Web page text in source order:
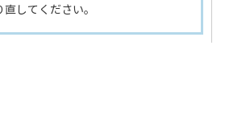
してください。